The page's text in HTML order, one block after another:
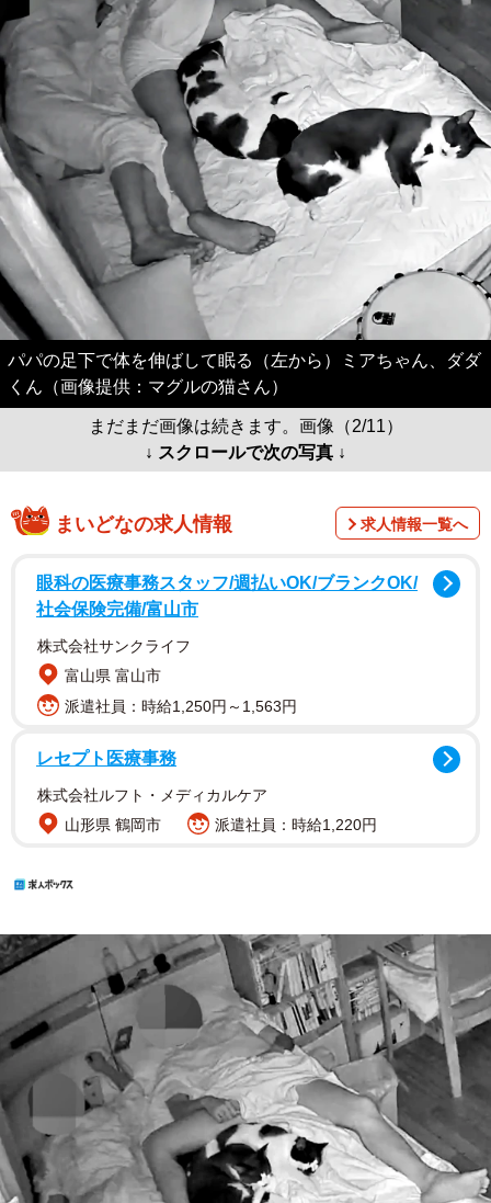
パパの足下で体を伸ばして眠る（左から）ミアちゃん、ダダ
くん（画像提供：マグルの猫さん）
まだまだ画像は続きます。画像（2/11）
↓ スクロールで次の写真 ↓
まいどなの求人情報 求人情報一覧へ
眼科の医療事務スタッフ/週払いOK/ブランクOK/
社会保険完備/富山市
株式会社サンクライフ
富山県 富山市
派遣社員：時給1,250円～1,563円
レセプト医療事務
株式会社ルフト・メディカルケア
山形県 鶴岡市
派遣社員：時給1,220円